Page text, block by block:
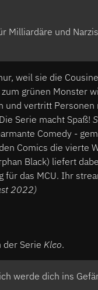
Milliardäre und
weil sie die
grünen Monster
und vertritt
Serie macht Spaß!
Comedy -
Comics die vierte
Black) liefert
für das MCU. Ihr
2022)
der Serie Kleo.
werde dich ins